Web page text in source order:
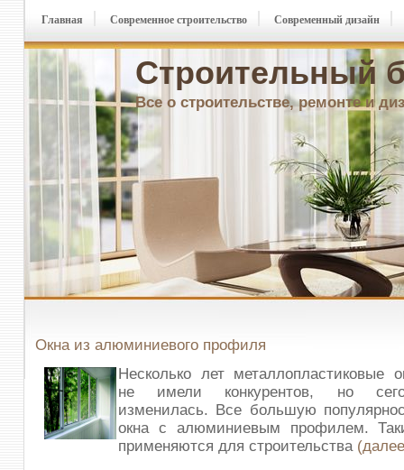
Строительный
Все о строительстве, ремонте и
Главная Современное строительство Современный дизайн
Окна из алюминиевого профиля
Несколько лет металлопластиковые
не имели конкурентов, но
изменилась. Все большую
окна с алюминиевым профилем.
применяются для строительства